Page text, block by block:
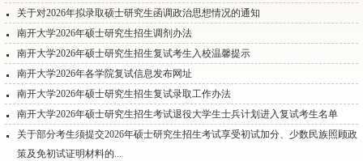
关于对2026年拟录取硕士研究生函调政治思想情况的通知
南开大学2026年硕士研究生招生调剂办法
南开大学2026年硕士研究生招生复试考生入校温馨提示
南开大学2026年各学院复试信息发布网址
南开大学2026年硕士研究生招生复试录取工作办法
南开大学2026年硕士研究生招生考试退役大学生士兵计划进入复试考生名单
关于部分考生须提交2026年硕士研究生招生考试享受初试加分、少数民族照顾政
策及免初试证明材料的...